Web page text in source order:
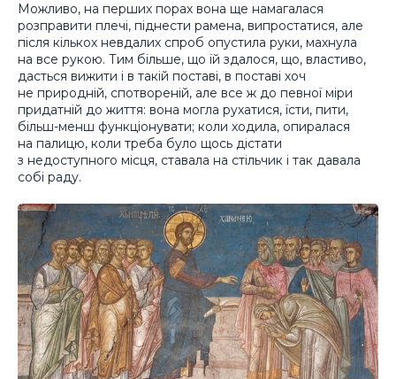
Можливо, на перших порах вона ще намагалася
розправити плечі, піднести рамена, випростатися, але
після кількох невдалих спроб опустила руки, махнула
на все рукою. Тим більше, що їй здалося, що, властиво,
дасться вижити і в такій поставі, в поставі хоч
не природній, спотвореній, але все ж до певної міри
придатній до життя: вона могла рухатися, їсти, пити,
більш-менш функціонувати; коли ходила, опиралася
на палицю, коли треба було щось дістати
з недоступного місця, ставала на стільчик і так давала
собі раду.